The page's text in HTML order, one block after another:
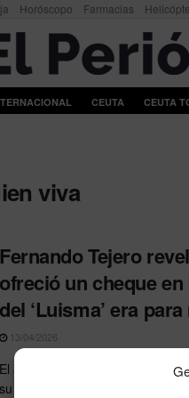
Horóscopo Farmacias
CEUTA CEUTA
viva
Fernando Tejero
ofreció un cheque
del ‘Luisma’ era
13/04/2026
El actor confiesa en 'Lo de
su fichaje estrella mientras